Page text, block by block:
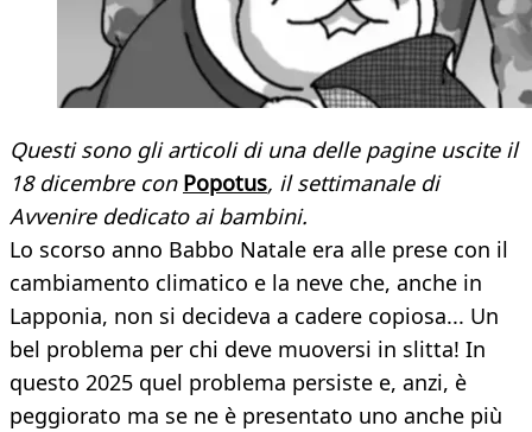
Questi sono gli articoli di una delle pagine uscite il
18 dicembre con Popotus, il settimanale di
Avvenire dedicato ai bambini.
Lo scorso anno Babbo Natale era alle prese con il
cambiamento climatico e la neve che, anche in
Lapponia, non si decideva a cadere copiosa... Un
bel problema per chi deve muoversi in slitta! In
questo 2025 quel problema persiste e, anzi, è
peggiorato ma se ne è presentato uno anche più